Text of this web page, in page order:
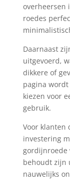
overheersen
roedes
Daarnaast
uitgevoerd,
dikkere of
pagina
kiezen voor
gebruik.
Voor klanten
investering
gordijnroede
behoudt zijn
nauwelijks